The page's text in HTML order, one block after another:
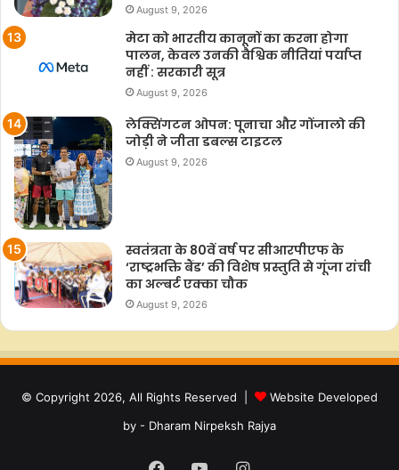
August 9, 2026
मेटा को भारतीय कानूनों का करना होगा
पालन, केवल उनकी वैश्विक नीतियां पर्याप्त
नहीं : सरकारी सूत्र
August 9, 2026
लेक्सिंगटन ओपन: पूनाचा और गोंजालो की
जोड़ी ने जीता डबल्स टाइटल
August 9, 2026
स्वतंत्रता के 80वें वर्ष पर सीआरपीएफ के
‘राष्ट्रभक्ति बैंड’ की विशेष प्रस्तुति से गूंजा रांची
का अल्बर्ट एक्का चौक
August 9, 2026
© Copyright 2026, All Rights Reserved |
Website Developed
by - Dharam Nirpeksh Rajya